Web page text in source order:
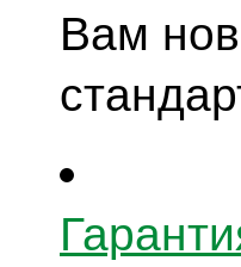
Вам